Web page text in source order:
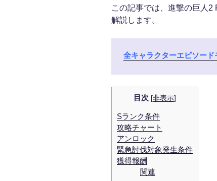
この記事では、進撃の巨人
解説します。
全キャラクターエピソード
目次 [非表示]
Sランク条件
攻略チャート
アンロック
緊急討伐対象発生条件
獲得報酬
関連